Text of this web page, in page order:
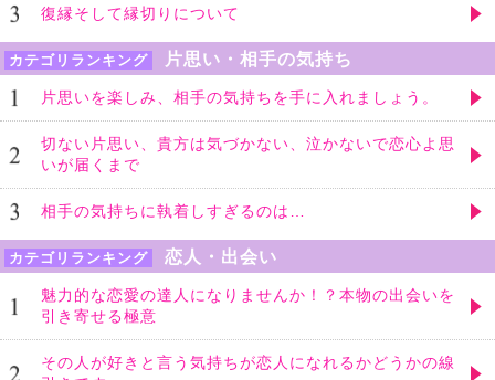
復縁そして縁切りについて
カテゴリランキング 片思い・相手の気持ち
片思いを楽しみ、相手の気持ちを手に入れましょう。
切ない片思い、貴方は気づかない、泣かないで恋心よ思
いが届くまで
相手の気持ちに執着しすぎるのは…
カテゴリランキング 恋人・出会い
魅力的な恋愛の達人になりませんか！？本物の出会いを
引き寄せる極意
その人が好きと言う気持ちが恋人になれるかどうかの線